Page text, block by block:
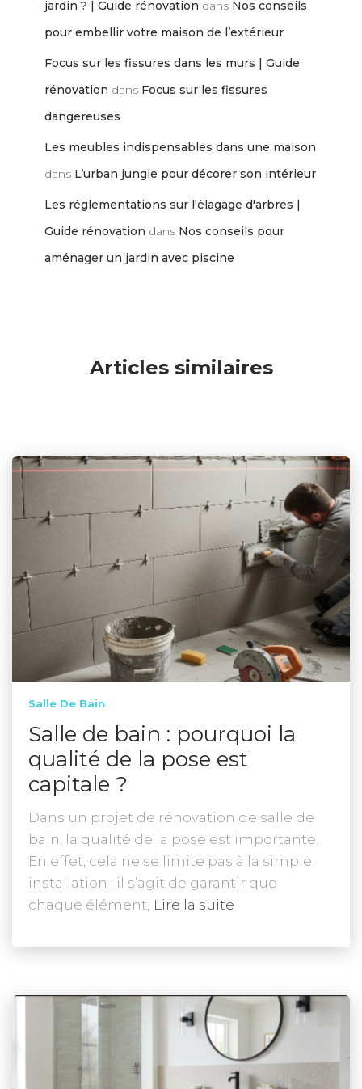
jardin ? | Guide rénovation dans Nos conseils
pour embellir votre maison de l’extérieur
Focus sur les fissures dans les murs | Guide
rénovation dans Focus sur les fissures
dangereuses
Les meubles indispensables dans une maison
dans L’urban jungle pour décorer son intérieur
Les réglementations sur l'élagage d'arbres |
Guide rénovation dans Nos conseils pour
aménager un jardin avec piscine
Articles similaires
Salle De Bain
Salle de bain : pourquoi la
qualité de la pose est
capitale ?
Dans un projet de rénovation de salle de
bain, la qualité de la pose est importante.
En effet, cela ne se limite pas à la simple
installation ; il s’agit de garantir que
chaque élément, Lire la suite